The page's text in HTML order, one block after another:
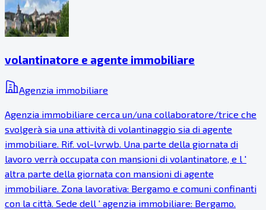
volantinatore e agente immobiliare
Agenzia immobiliare
Agenzia immobiliare cerca un/una collaboratore/trice che
svolgerà sia una attività di volantinaggio sia di agente
immobiliare. Rif. vol-lvrwb. Una parte della giornata di
lavoro verrà occupata con mansioni di volantinatore, e l '
altra parte della giornata con mansioni di agente
immobiliare. Zona lavorativa: Bergamo e comuni confinanti
con la città. Sede dell ' agenzia immobiliare: Bergamo.